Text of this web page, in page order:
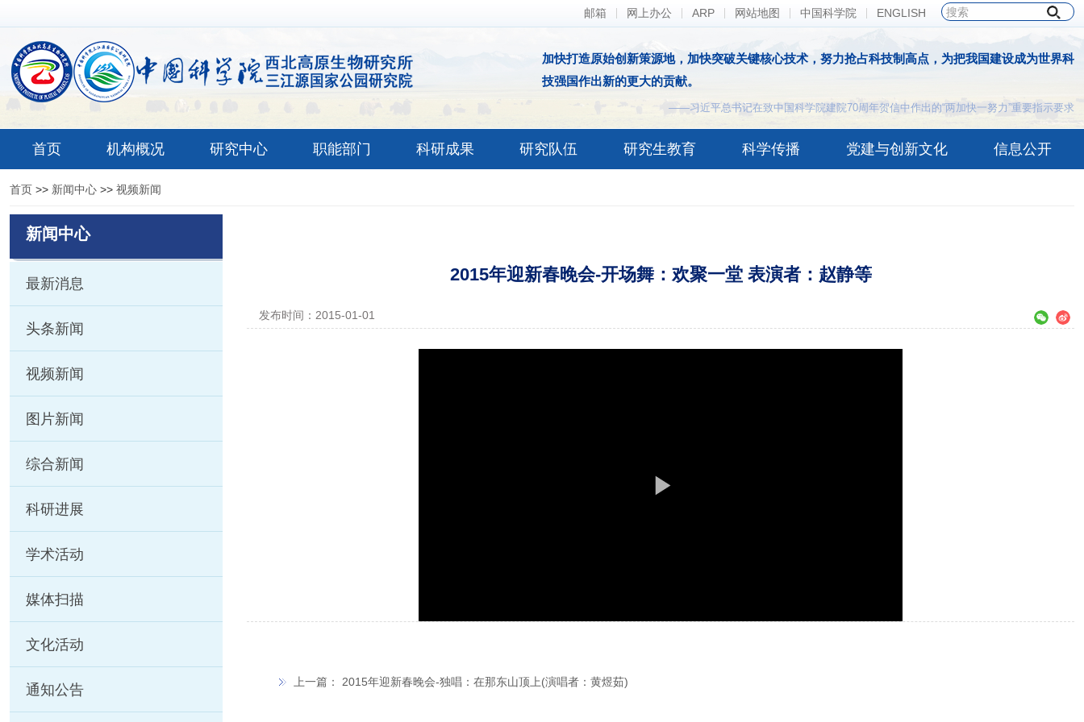
邮箱 网上办公 ARP 网站地图 中国科学院 ENGLISH
加快打造原始创新策源地，加快突破关键核心技术，努力抢占科技制高点，为把我国建设成为世界科
技强国作出新的更大的贡献。
——习近平总书记在致中国科学院建院70周年贺信中作出的“两加快一努力”重要指示要求
首页 机构概况 研究中心 职能部门 科研成果 研究队伍 研究生教育 科学传播 党建与创新文化 信息公开
首页 >> 新闻中心 >> 视频新闻
新闻中心
最新消息
头条新闻
视频新闻
图片新闻
综合新闻
科研进展
学术活动
媒体扫描
文化活动
通知公告
2015年迎新春晚会-开场舞：欢聚一堂 表演者：赵静等
发布时间：2015-01-01
上一篇： 2015年迎新春晚会-独唱：在那东山顶上(演唱者：黄煜茹)